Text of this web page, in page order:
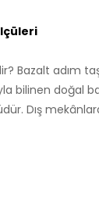
Bazalt adım
bilinen doğal
Dış